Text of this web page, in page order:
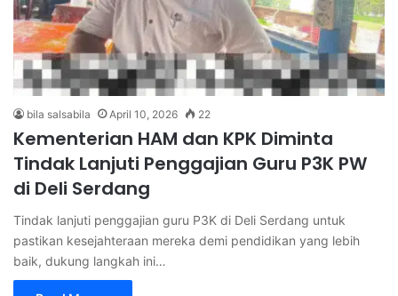
bila salsabila April 10, 2026 22
Kementerian HAM dan KPK Diminta
Tindak Lanjuti Penggajian Guru P3K PW
di Deli Serdang
Tindak lanjuti penggajian guru P3K di Deli Serdang untuk
pastikan kesejahteraan mereka demi pendidikan yang lebih
baik, dukung langkah ini…